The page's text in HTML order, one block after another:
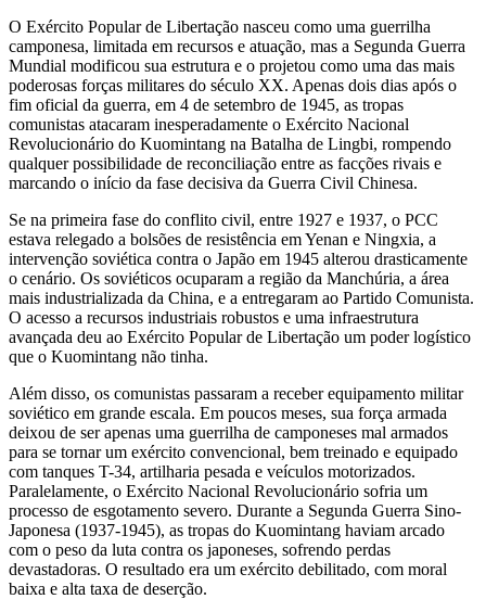
O Exército Popular de Libertação nasceu como uma guerrilha
camponesa, limitada em recursos e atuação, mas a Segunda Guerra
Mundial modificou sua estrutura e o projetou como uma das mais
poderosas forças militares do século XX. Apenas dois dias após o
fim oficial da guerra, em 4 de setembro de 1945, as tropas
comunistas atacaram inesperadamente o Exército Nacional
Revolucionário do Kuomintang na Batalha de Lingbi, rompendo
qualquer possibilidade de reconciliação entre as facções rivais e
marcando o início da fase decisiva da Guerra Civil Chinesa.
Se na primeira fase do conflito civil, entre 1927 e 1937, o PCC
estava relegado a bolsões de resistência em Yenan e Ningxia, a
intervenção soviética contra o Japão em 1945 alterou drasticamente
o cenário. Os soviéticos ocuparam a região da Manchúria, a área
mais industrializada da China, e a entregaram ao Partido Comunista.
O acesso a recursos industriais robustos e uma infraestrutura
avançada deu ao Exército Popular de Libertação um poder logístico
que o Kuomintang não tinha.
Além disso, os comunistas passaram a receber equipamento militar
soviético em grande escala. Em poucos meses, sua força armada
deixou de ser apenas uma guerrilha de camponeses mal armados
para se tornar um exército convencional, bem treinado e equipado
com tanques T-34, artilharia pesada e veículos motorizados.
Paralelamente, o Exército Nacional Revolucionário sofria um
processo de esgotamento severo. Durante a Segunda Guerra Sino-
Japonesa (1937-1945), as tropas do Kuomintang haviam arcado
com o peso da luta contra os japoneses, sofrendo perdas
devastadoras. O resultado era um exército debilitado, com moral
baixa e alta taxa de deserção.